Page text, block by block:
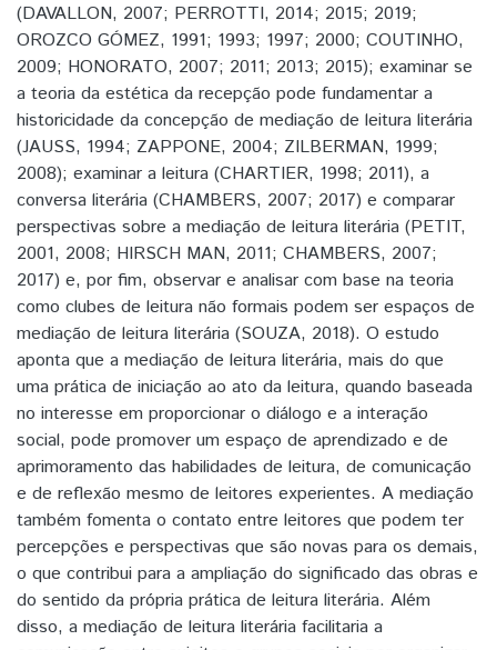
(DAVALLON, 2007; PERROTTI, 2014; 2015; 2019;
OROZCO GÓMEZ, 1991; 1993; 1997; 2000; COUTINHO,
2009; HONORATO, 2007; 2011; 2013; 2015); examinar se
a teoria da estética da recepção pode fundamentar a
historicidade da concepção de mediação de leitura literária
(JAUSS, 1994; ZAPPONE, 2004; ZILBERMAN, 1999;
2008); examinar a leitura (CHARTIER, 1998; 2011), a
conversa literária (CHAMBERS, 2007; 2017) e comparar
perspectivas sobre a mediação de leitura literária (PETIT,
2001, 2008; HIRSCH MAN, 2011; CHAMBERS, 2007;
2017) e, por fim, observar e analisar com base na teoria
como clubes de leitura não formais podem ser espaços de
mediação de leitura literária (SOUZA, 2018). O estudo
aponta que a mediação de leitura literária, mais do que
uma prática de iniciação ao ato da leitura, quando baseada
no interesse em proporcionar o diálogo e a interação
social, pode promover um espaço de aprendizado e de
aprimoramento das habilidades de leitura, de comunicação
e de reflexão mesmo de leitores experientes. A mediação
também fomenta o contato entre leitores que podem ter
percepções e perspectivas que são novas para os demais,
o que contribui para a ampliação do significado das obras e
do sentido da própria prática de leitura literária. Além
disso, a mediação de leitura literária facilitaria a